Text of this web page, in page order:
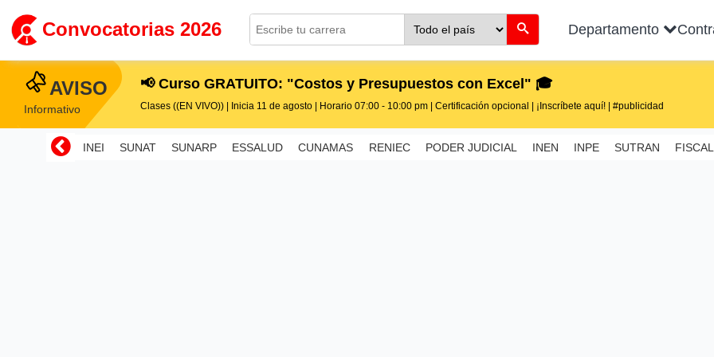
Convocatorias 2026 Departamento
AVISO
Informativo
📢 Curso GRATUITO: "Costos y Presupuestos con Excel" 🎓
Clases ((EN VIVO)) | Inicia 11 de agosto | Horario 07:00 - 10:00 pm | Certificación opcional | ¡Inscríbete aquí! | #publicidad
INEI SUNAT SUNARP ESSALUD CUNAMAS RENIEC PODER JUDICIAL INEN INPE SUTRAN